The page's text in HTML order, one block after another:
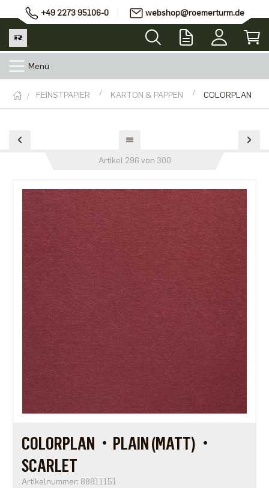
+49 2273 95106-0 webshop@roemerturm.de
Menü
FEINSTPAPIER KARTON & PAPPEN COLORPLAN
Artikel 296 von 300
COLORPLAN・PLAIN (MATT)・
SCARLET
Artikelnummer: 88811151